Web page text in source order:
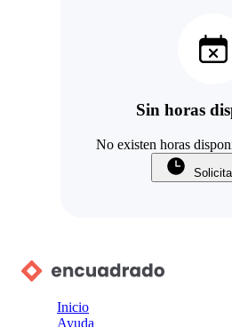
Sin horas
No existen horas
Inicio
Ayuda